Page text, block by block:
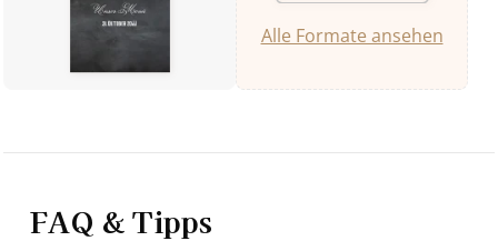
Alle Formate ansehen
FAQ & Tipps